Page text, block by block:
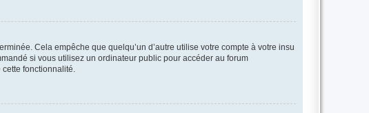
Cela empêche que quelqu’un d’autre utilise votre compte à votre insu
si vous utilisez un ordinateur public pour accéder au forum
cette fonctionnalité.